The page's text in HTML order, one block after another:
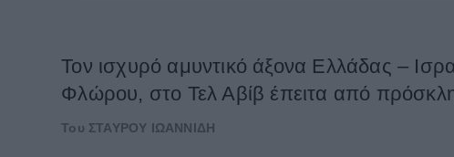
Τον ισχυρό αμυντικό άξονα Ελλάδας –
Φλώρου, στο Τελ Αβίβ έπειτα από
Του ΣΤΑΥΡΟΥ ΙΩΑΝΝΙΔΗ